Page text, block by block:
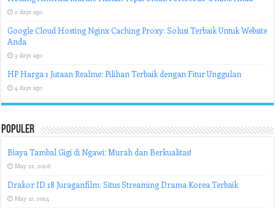
2 days ago
Google Cloud Hosting Nginx Caching Proxy: Solusi Terbaik Untuk Website
Anda
3 days ago
HP Harga 1 Jutaan Realme: Pilihan Terbaik dengan Fitur Unggulan
4 days ago
Populer
Biaya Tambal Gigi di Ngawi: Murah dan Berkualitas!
May 22, 2026
Drakor ID 18 Juraganfilm: Situs Streaming Drama Korea Terbaik
May 12, 2024